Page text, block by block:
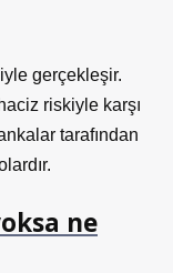
gerçekleşir.
riskiyle karşı
tarafından
ne